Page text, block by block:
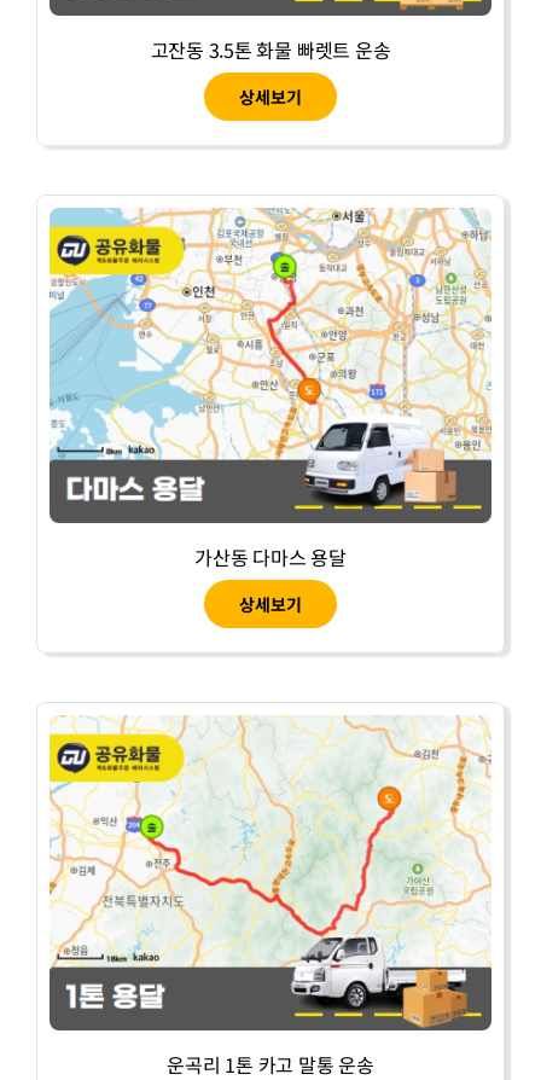
고잔동 3.5톤 화물 빠렛트 운송
상세보기
가산동 다마스 용달
상세보기
운곡리 1톤 카고 말통 운송